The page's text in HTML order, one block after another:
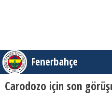
Fenerbahçe
Carodozo için son